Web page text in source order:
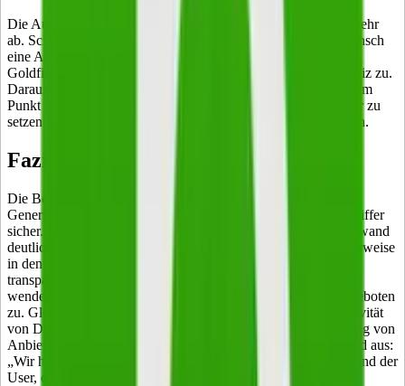
Die Aufmerksamkeitsspanne der Online-User nimmt immer mehr
ab. Schon 2015 stellte eine Microsoft-Studie fest, dass ein Mensch
eine Aufmerksamkeitsspanne von 8 Sekunden besitzt – ein
Goldfisch wendet sich erst nach 9 Sekunden dem nächsten Reiz zu.
Daraus resultiert die Forderung, schnell und ohne Umwege zum
Punkt zu kommen, nicht nur auf Text, sondern auch auf Bilder zu
setzen und sich auf wenige eindeutige Fragen zu konzentrieren.
Fazit und Ausblick
Die Bedeutung von Quizzen zur DSGVO-konformen Lead-
Generierung wird weiter zunehmen, da ist sich auch Boris Pfeiffer
sicher. Mit der Weiterentwicklung von KI-Tools sinkt der Aufwand
deutlich, passende Quiz-Fragen zu entwickeln, die sich idealerweise
in den Sozialen Netzen weiterverbreiten. Dem User sollte fair,
transparent und auf Augenhöhe begegnet werden, andernfalls
wenden sich die selbstbewussten Nutzer schnell anderen Angeboten
zu. Gleichzeitig zahlen sich angesichts der zunehmenden Aktivität
von Datenschutzbehörden DSGVO-Konformität und Trennung von
Anbieter und User-Informationen laut Boris Pfeiffer umfassend aus:
„Wir haben keinerlei Einblicke in die Daten unserer Kunden und der
User, die ein Quiz machen und speichern diese auch nicht.“